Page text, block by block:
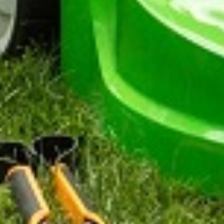
Support & Légal
Contactez-nous
Conditions générales
Charte du bon voisin